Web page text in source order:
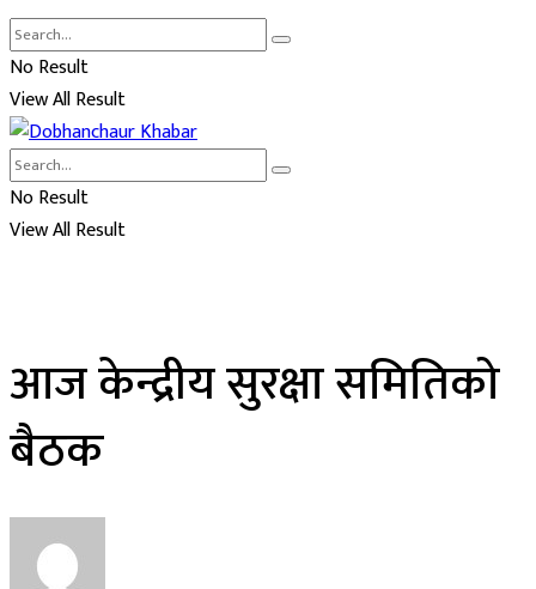
No Result
View All Result
No Result
View All Result
आज केन्द्रीय सुरक्षा समितिको
बैठक